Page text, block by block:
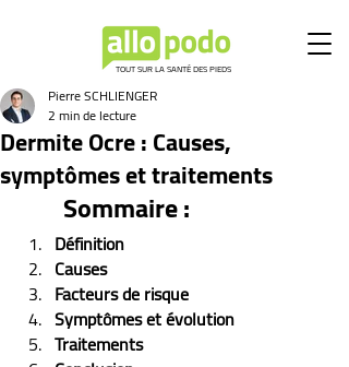
TOUT SUR LA SANTÉ DES PIEDS
Dermite Ocre : Causes,
symptômes et traitements
Pierre SCHLIENGER
2 min de lecture
Sommaire :
Définition
Causes
Facteurs de risque
Symptômes et évolution
Traitements